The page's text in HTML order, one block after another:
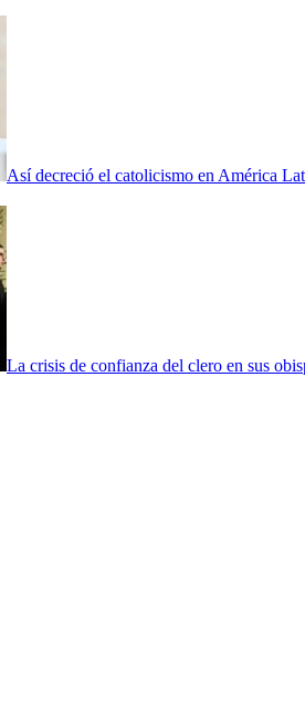
Así decreció el catolicismo en América
La crisis de confianza del clero en sus